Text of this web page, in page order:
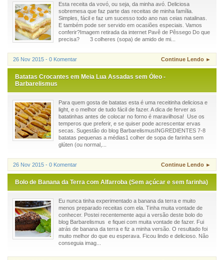
Esta receita da vovó, ou seja, da minha avó. Deliciosa
sobremesa que faz parte das receitas de minha família.
Simples, fácil e faz um sucesso todo ano nas ceias natalinas.
E também pode ser servido em ocasiões especiais. Vamos
conferir?Imagem retirada da internet Pavê de Pêssego Do que
precisa? 3 colheres (sopa) de amido de mi...
26 Nov 2015 - 0 Komentar Continue Lendo ►
Batatas Crocantes em Meia Lua Assadas sem Óleo -
Barbarelismus
Para quem gosta de batatas esta é uma receitinha deliciosa e
light, e o melhor de tudo fácil de fazer. A dica de ferver as
batatinhas antes de colocar no forno é maravilhosa! Use os
temperos que preferir, e se quiser pode acrescentar ervas
secas. Sugestão do blog BarbarelismusINGREDIENTES 7-8
batatas pequenas a médias1 colher de sopa de farinha sem
glúten (ou normal,...
26 Nov 2015 - 0 Komentar Continue Lendo ►
Bolo de Banana da Terra com Alfarroba (Sem açúcar e sem farinha)
Eu nunca tinha experimentado a banana da terra e muito
menos preparado receitas com ela. Tinha muita vontade de
conhecer. Postei recentemente aqui a versão deste bolo do
blog Barbarelismus e fiquei com muita vontade de fazer. Fui
atrás de banana da terra e fiz a minha versão. O resultado foi
muito melhor do que eu esperava. Ficou lindo e delicioso. Não
conseguia imag...